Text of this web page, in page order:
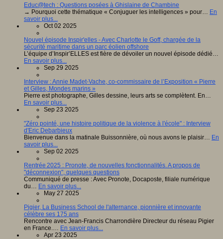
Educ@tech : Questions posées à Ghislaine de Chambine
→ Pourquoi cette thématique « Conjuguer les intelligences » pour… En
savoir plus...
Oct 02 2025
Nouvel épisode Inspir'elles - Avec Charlotte le Goff, chargée de la
sécurité maritime dans un parc éolien offshore
L’équipe d’Inspir’ELLES est fière de dévoiler un nouvel épisode dédié…
En savoir plus...
Sep 29 2025
Interview : Annie Madet-Vache, co-commissaire de l’Exposition « Pierre
et Gilles, Mondes marins »
Pierre est photographe, Gilles dessine, leurs arts se complètent. En…
En savoir plus...
Sep 23 2025
"Zéro pointé, une histoire politique de la violence à l'école" : Interview
d'Eric Debarbieux
Bienvenue dans la matinale Buissonnière, où nous avons le plaisir… En
savoir plus...
Sep 02 2025
Rentrée 2025 : Pronote, de nouvelles fonctionnalités. A propos de
"déconnexion", quelques questions
Communiqué de presse : Avec Pronote, Docaposte, filiale numérique
du… En savoir plus...
May 27 2025
Pigier, La Business School de l'alternance, pionnière et innovante
célèbre ses 175 ans
Rencontre avec Jean-Francis Charrondière Directeur du réseau Pigier
en France.… En savoir plus...
Apr 23 2025